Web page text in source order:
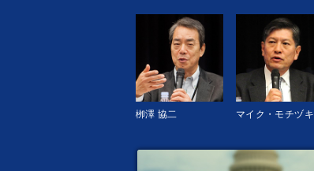
栁澤 協二 マイク・モチヅキ